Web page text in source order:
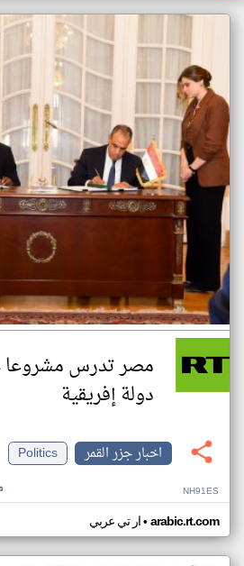
مصر تدرس مشروعا
دولة إفريقية
اخبار جزر القمر
Politics
NH91ES
ار تي عربي• arabic.rt.com